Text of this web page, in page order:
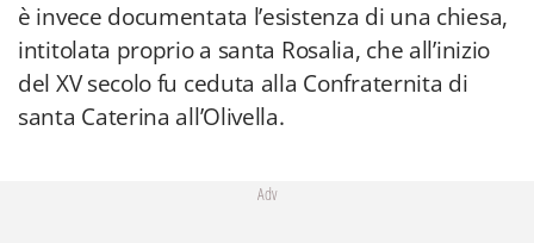
è invece documentata l’esistenza di una chiesa,
intitolata proprio a santa Rosalia, che all’inizio
del XV secolo fu ceduta alla Confraternita di
santa Caterina all’Olivella.
Adv